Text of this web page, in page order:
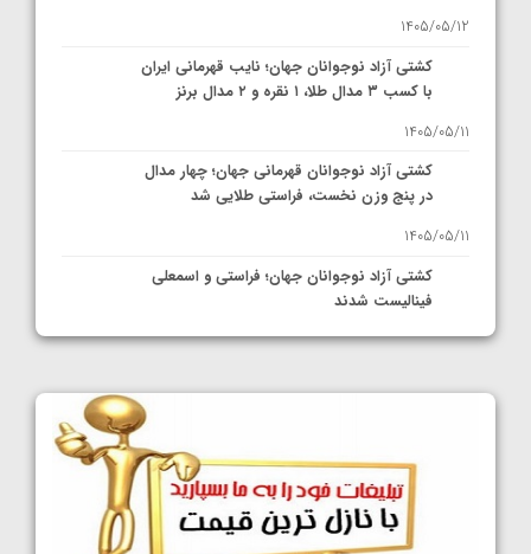
1405/05/12
کشتی آزاد نوجوانان جهان؛ نایب قهرمانی ایران
با کسب ۳ مدال طلا، ۱ نقره و ۲ مدال برنز
1405/05/11
کشتی آزاد نوجوانان قهرمانی جهان؛ چهار مدال
در پنج وزن نخست، فراستی طلایی شد
1405/05/11
کشتی آزاد نوجوانان جهان؛ فراستی و اسمعلی
فینالیست شدند
1405/05/09
کشتی فرنگی نوجوانان جهان؛ سکوی تیمی
سوم برای ایران